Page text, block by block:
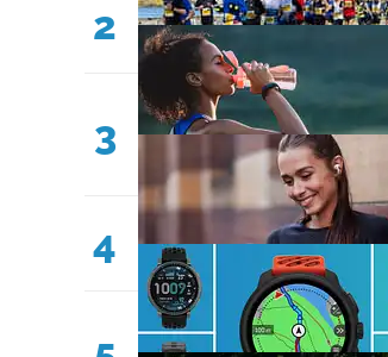
2
3
4